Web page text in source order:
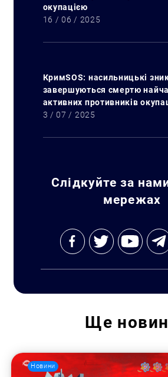
окупацією
16 / 06 / 2025
КримSOS: насильницькі
завершуються смертю
активних противників
3 / 07 / 2025
Слідкуйте за
мережах
Ще
Новини